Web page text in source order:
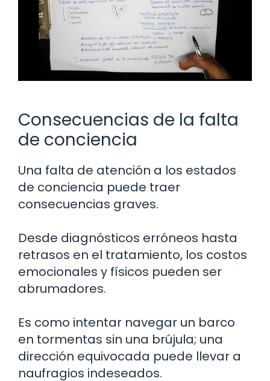
Consecuencias de la falta
de conciencia
Una falta de atención a los estados
de conciencia puede traer
consecuencias graves.
Desde diagnósticos erróneos hasta
retrasos en el tratamiento, los costos
emocionales y físicos pueden ser
abrumadores.
Es como intentar navegar un barco
en tormentas sin una brújula; una
dirección equivocada puede llevar a
naufragios indeseados.